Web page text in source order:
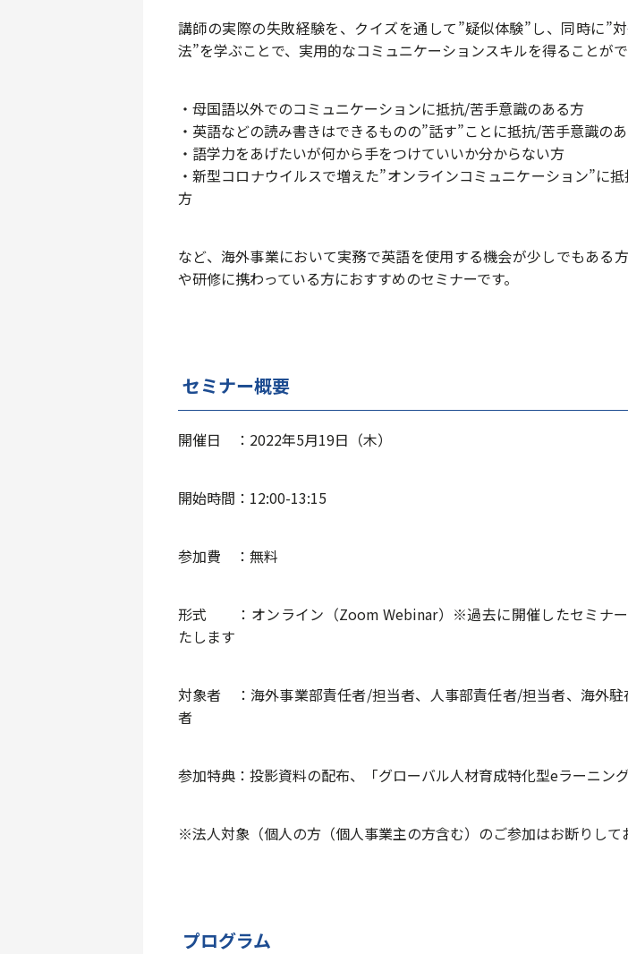
講師の実際の失敗経験を、クイズを通して”疑似体験”し、同時に”
法”を学ぶことで、実用的なコミュニケーションスキルを得ることがで
・母国語以外でのコミュニケーションに抵抗/苦手意識のある方
・英語などの読み書きはできるものの”話す”ことに抵抗/苦手意識の
・語学力をあげたいが何から手をつけていいか分からない方
・新型コロナウイルスで増えた”オンラインコミュニケーション”に
方
など、海外事業において実務で英語を使用する機会が少しでもある
や研修に携わっている方におすすめのセミナーです。
セミナー概要
開催⽇ ：2022年5⽉19⽇（木）
開始時間：12:00-13:15
参加費 ：無料
形式 ：オンライン（Zoom Webinar）※過去に開催したセミナー
たします
対象者 ：海外事業部責任者/担当者、⼈事部責任者/担当者、海外駐
者
参加特典：投影資料の配布、「グローバル⼈材育成特化型eラーニン
※法人対象（個人の方（個人事業主の方含む）のご参加はお断りして
プログラム